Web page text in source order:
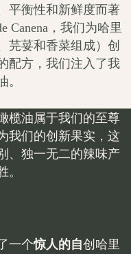
平衡性和新鲜度而著
Canena，我们为哈里
芫荽和香菜组成）创
配方，我们注入了我
。
榄油属于我们的至尊
我们的创新果实，这
、独一无二的辣味产
。
一个惊人的自创哈里